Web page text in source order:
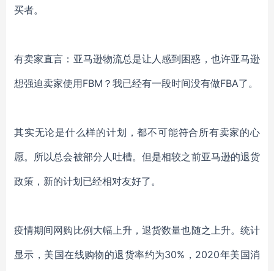
买者。
有卖家直言： 亚马逊物流总是让人感到困惑 ，也许亚马逊
想强迫卖家使用FBM？我已经有一段时间没有做FBA了。
其实无论是什么样的计划，都不可能符合所有卖家的心
愿。所以总会被部分人吐槽。但是相较之前亚马逊的退货
政策，新的计划已经相对友好了。
疫情期间网购比例大幅上升，退货数量也随之上升。统计
显示，美国在线购物的退货率约为30%，2020年美国消